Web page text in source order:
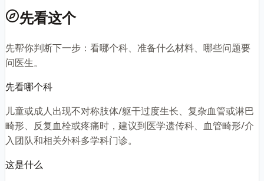
先看这个
先帮你判断下一步：看哪个科、准备什么材料、哪些问题要
问医生。
先看哪个科
儿童或成人出现不对称肢体/躯干过度生长、复杂血管或淋巴
畸形、反复血栓或疼痛时，建议到医学遗传科、血管畸形/介
入团队和相关外科多学科门诊。
这是什么